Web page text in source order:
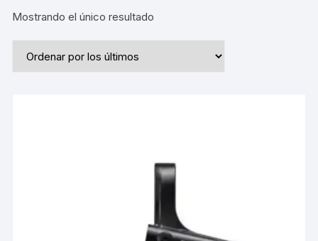
Mostrando el único resultado